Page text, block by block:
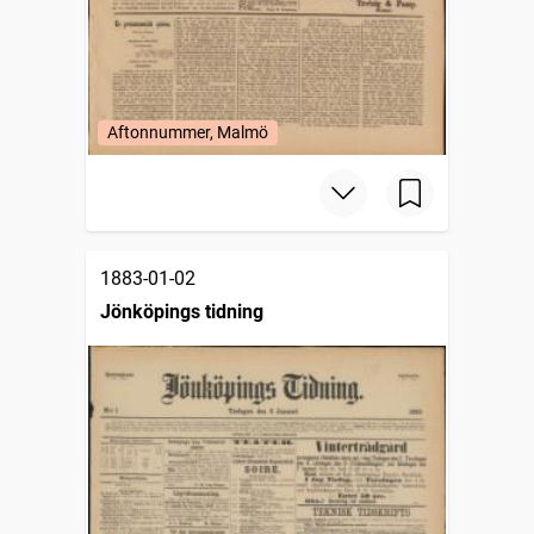
Aftonnummer, Malmö
1883-01-02
Jönköpings tidning